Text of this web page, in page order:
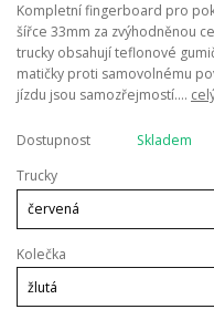
Kompletní fingerboard pro
šířce 33mm za zvýhodněnou
trucky obsahují teflonové
matičky proti samovolnému
jízdu jsou samozřejmostí....
Dostupnost
Skladem
Trucky
Kolečka